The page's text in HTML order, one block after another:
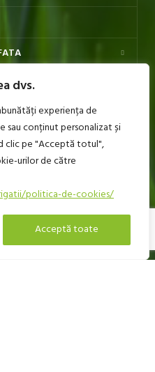
dvs.
experiența de
sau conținut personalizat și
clic pe "Acceptă totul",
urilor de către
politica-de-cookies/
Acceptă toate
DE FOTBAL, TENIS,